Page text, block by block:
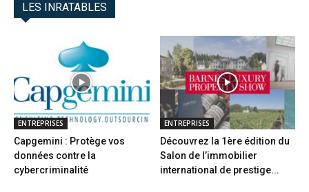
LES INRATABLES
ENTREPRISES
Capgemini : Protège vos
données contre la
cybercriminalité
ENTREPRISES
Découvrez la 1ère édition du
Salon de l’immobilier
international de prestige...